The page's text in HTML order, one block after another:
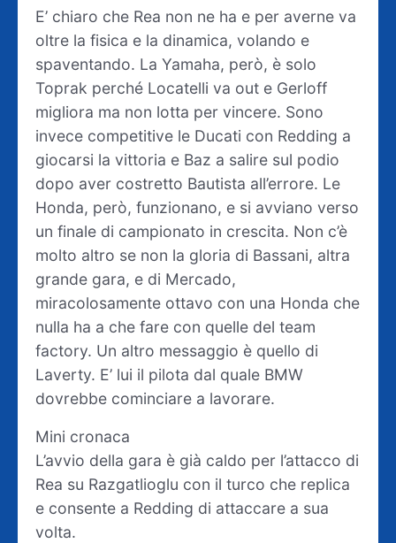
E’ chiaro che Rea non ne ha e per averne va
oltre la fisica e la dinamica, volando e
spaventando. La Yamaha, però, è solo
Toprak perché Locatelli va out e Gerloff
migliora ma non lotta per vincere. Sono
invece competitive le Ducati con Redding a
giocarsi la vittoria e Baz a salire sul podio
dopo aver costretto Bautista all’errore. Le
Honda, però, funzionano, e si avviano verso
un finale di campionato in crescita. Non c’è
molto altro se non la gloria di Bassani, altra
grande gara, e di Mercado,
miracolosamente ottavo con una Honda che
nulla ha a che fare con quelle del team
factory. Un altro messaggio è quello di
Laverty. E’ lui il pilota dal quale BMW
dovrebbe cominciare a lavorare.
Mini cronaca
L’avvio della gara è già caldo per l’attacco di
Rea su Razgatlioglu con il turco che replica
e consente a Redding di attaccare a sua
volta.